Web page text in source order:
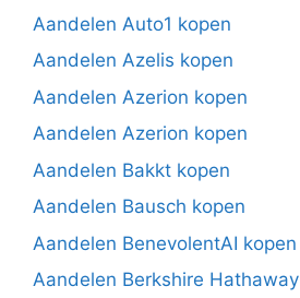
Aandelen Auto1 kopen
Aandelen Azelis kopen
Aandelen Azerion kopen
Aandelen Azerion kopen
Aandelen Bakkt kopen
Aandelen Bausch kopen
Aandelen BenevolentAI kopen
Aandelen Berkshire Hathaway